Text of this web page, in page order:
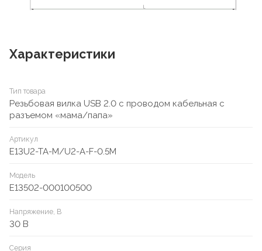
Характеристики
Тип товара
Резьбовая вилка USB 2.0 с проводом кабельная с
разъемом «мама/папа»
Артикул
E13U2-TA-M/U2-A-F-0.5M
Модель
E13502-000100500
Напряжение, В
30 В
Серия